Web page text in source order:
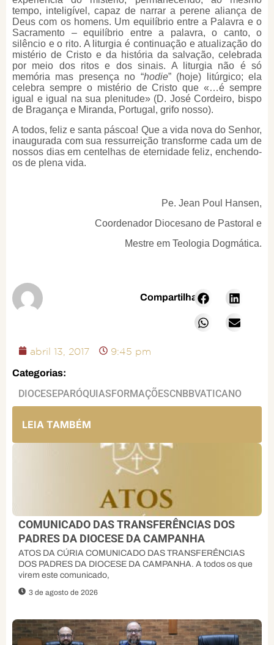
tempo, inteligível, capaz de narrar a perene aliança de
Deus com os homens. Um equilíbrio entre a Palavra e o
Sacramento – equilíbrio entre a palavra, o canto, o
silêncio e o rito. A liturgia é continuação e atualização do
mistério de Cristo e da história da salvação, celebrada
por meio dos ritos e dos sinais. A liturgia não é só
memória mas presença no “hodie” (hoje) litúrgico; ela
celebra sempre o mistério de Cristo que «…é sempre
igual e igual na sua plenitude» (D. José Cordeiro, bispo
de Bragança e Miranda, Portugal, grifo nosso).
A todos, feliz e santa páscoa! Que a vida nova do Senhor,
inaugurada com sua ressurreição transforme cada um de
nossos dias em centelhas de eternidade feliz, enchendo-
os de plena vida.
Pe. Jean Poul Hansen,
Coordenador Diocesano de Pastoral e
Mestre em Teologia Dogmática.
Compartilhar:
abril 13, 2017 9:45 pm
Categorias:
DIOCESEPARÓQUIASFORMAÇÕESCNBBVATICANO
LEIA TAMBÉM
COMUNICADO DAS TRANSFERÊNCIAS DOS
PADRES DA DIOCESE DA CAMPANHA
ATOS DA CÚRIA COMUNICADO DAS TRANSFERÊNCIAS
DOS PADRES DA DIOCESE DA CAMPANHA. A todos os que
virem este comunicado,
3 de agosto de 2026